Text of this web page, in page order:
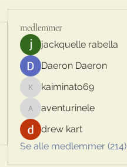
medlemmer
jackquelle rabella
Daeron Daeron
kaiminato69
kaiminato69
aventurinele
aventurinele
drew kart
Se alle medlemmer (214)